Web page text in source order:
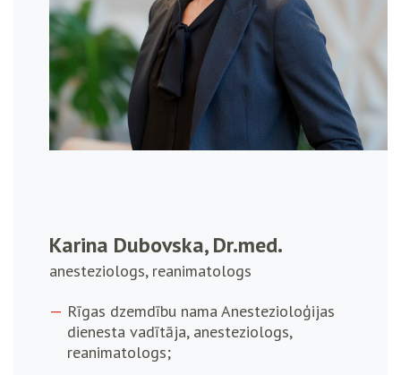
Karina Dubovska, Dr.med.
anesteziologs, reanimatologs
Rīgas dzemdību nama Anestezioloģijas
dienesta vadītāja, anesteziologs,
reanimatologs;